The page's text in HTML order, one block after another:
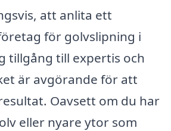
att anlita ett
för golvslipning i
tillgång till expertis och
är avgörande för att
Oavsett om du har
eller nyare ytor som